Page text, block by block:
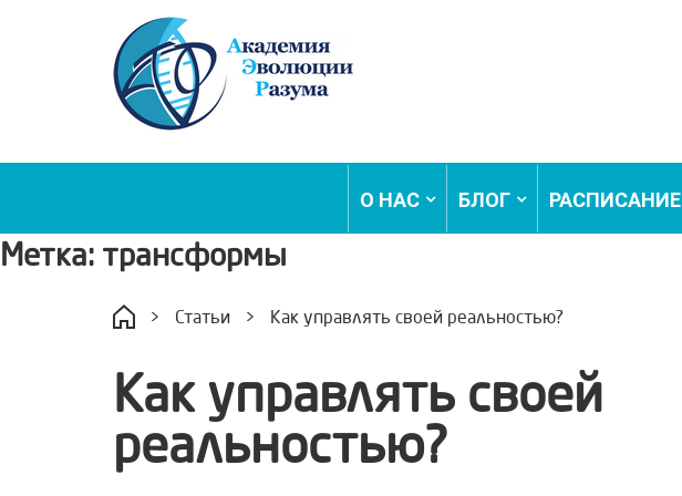
О НАС БЛОГ РАСПИСАНИЕ
Метка: трансформы
> Статьи > Как управлять своей реальностью?
Как управлять своей
реальностью?